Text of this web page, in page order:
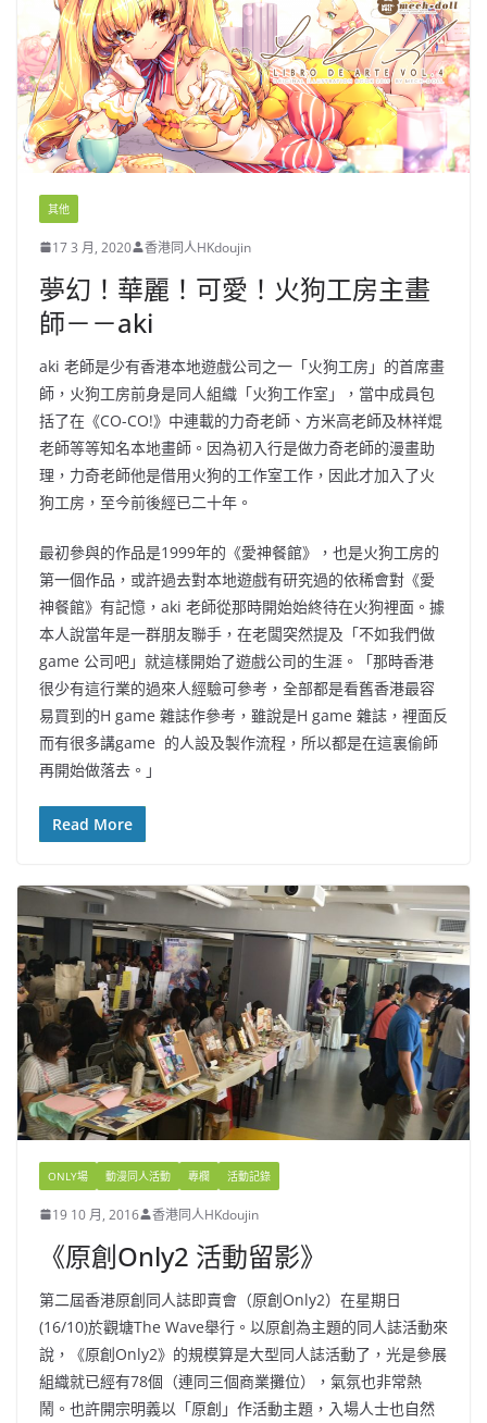
其他
17 3 月, 2020 香港同人HKdoujin
夢幻！華麗！可愛！火狗工房主畫
師－－aki
aki 老師是少有香港本地遊戲公司之一「火狗工房」的首席畫
師，火狗工房前身是同人組織「火狗工作室」，當中成員包
括了在《CO-CO!》中連載的力奇老師、方米高老師及林祥焜
老師等等知名本地畫師。因為初入行是做力奇老師的漫畫助
理，力奇老師他是借用火狗的工作室工作，因此才加入了火
狗工房，至今前後經已二十年。
最初參與的作品是1999年的《愛神餐館》，也是火狗工房的
第一個作品，或許過去對本地遊戲有研究過的依稀會對《愛
神餐館》有記憶，aki 老師從那時開始始終待在火狗裡面。據
本人說當年是一群朋友聯手，在老闆突然提及「不如我們做
game 公司吧」就這樣開始了遊戲公司的生涯。「那時香港
很少有這行業的過來人經驗可參考，全部都是看舊香港最容
易買到的H game 雜誌作參考，雖說是H game 雜誌，裡面反
而有很多講game 的人設及製作流程，所以都是在這裏偷師
再開始做落去。」
Read More
ONLY場 動漫同人活動 專欄 活動記錄
19 10 月, 2016 香港同人HKdoujin
《原創Only2 活動留影》
第二屆香港原創同人誌即賣會（原創Only2）在星期日
(16/10)於觀塘The Wave舉行。以原創為主題的同人誌活動來
說，《原創Only2》的規模算是大型同人誌活動了，光是參展
組織就已經有78個（連同三個商業攤位），氣氛也非常熱
鬧。也許開宗明義以「原創」作活動主題，入場人士也自然